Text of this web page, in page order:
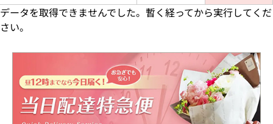
データを取得できませんでした。暫く経ってから実行してくだ
さい。